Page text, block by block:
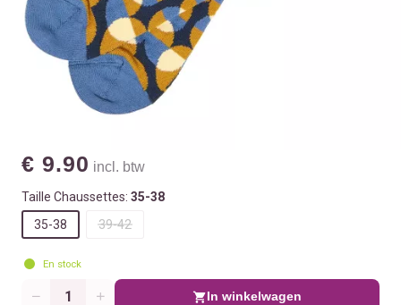
€ 9.90 incl. btw
Taille Chaussettes: 35-38
35-38
39-42
En stock
Aantal In winkelwagen